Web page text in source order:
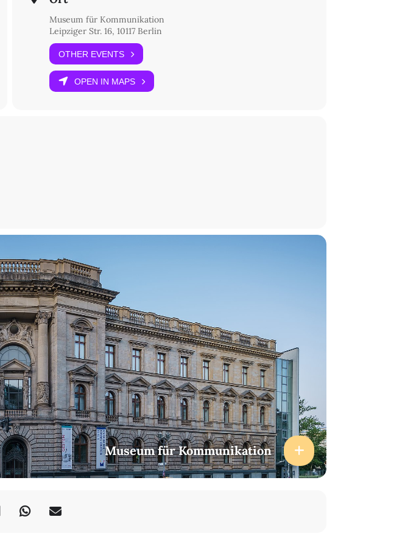
Museum für Kommunikation
Leipziger Str. 16, 10117 Berlin
OTHER EVENTS
OPEN IN MAPS
Museum für Kommunikation